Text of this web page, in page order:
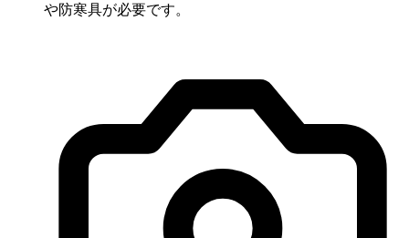
や防寒具が必要です。